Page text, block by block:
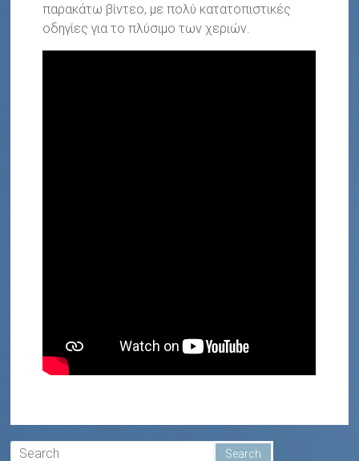
παρακάτω βίντεο, με πολύ κατατοπιστικές
οδηγίες για το πλύσιμο των χεριών.